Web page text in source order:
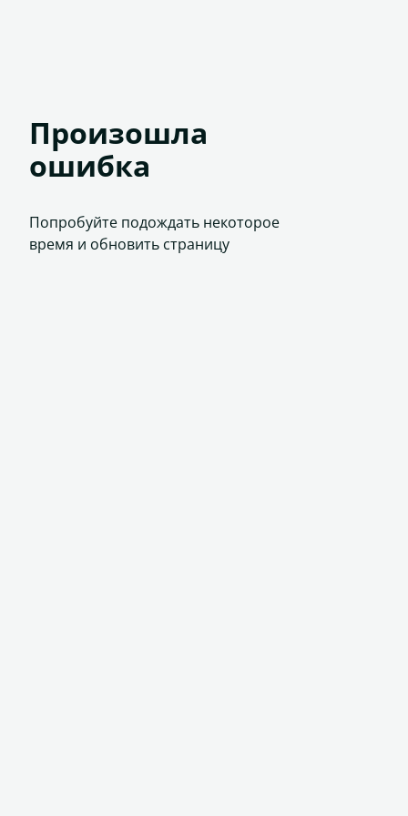
Произошла
ошибка
Попробуйте подождать некоторое
время и обновить страницу